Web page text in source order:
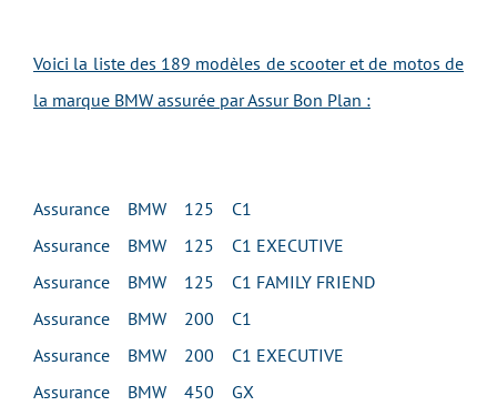
Voici la liste des 189 modèles de scooter et de motos de
la marque BMW assurée par Assur Bon Plan :
Assurance BMW 125 C1
Assurance BMW 125 C1 EXECUTIVE
Assurance BMW 125 C1 FAMILY FRIEND
Assurance BMW 200 C1
Assurance BMW 200 C1 EXECUTIVE
Assurance BMW 450 GX